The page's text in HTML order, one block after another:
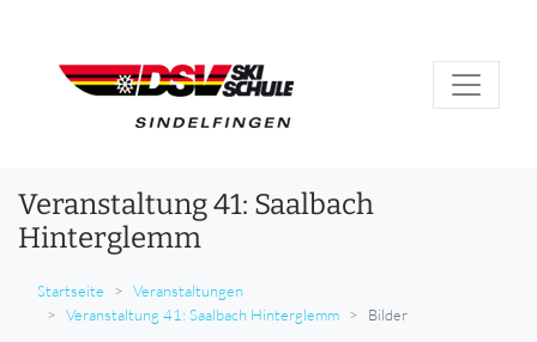
Veranstaltung 41: Saalbach
Hinterglemm
Startseite
Veranstaltungen
Veranstaltung 41: Saalbach Hinterglemm
Bilder